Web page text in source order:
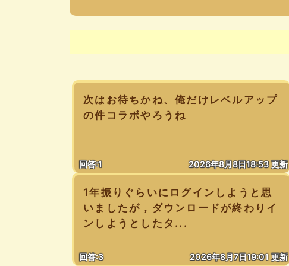
次はお待ちかね、俺だけレベルアップ
の件コラボやろうね
回答:1 2026年8月8日18:53 更新
1年振りぐらいにログインしようと思
いましたが，ダウンロードが終わりイ
ンしようとしたタ...
回答:3 2026年8月7日19:01 更新